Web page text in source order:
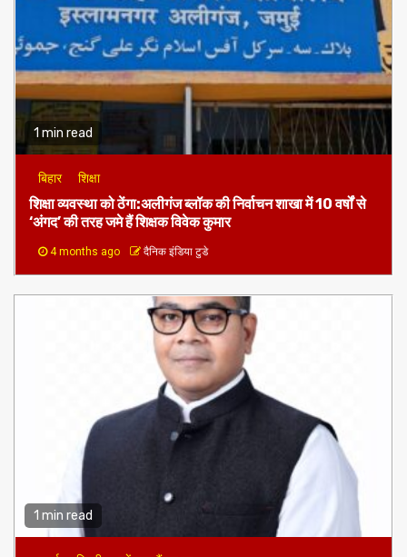
1 min read
बिहार शिक्षा
शिक्षा व्यवस्था को ठेंगा:अलीगंज ब्लॉक की निर्वाचन शाखा में 10 वर्षों से
‘अंगद’ की तरह जमे हैं शिक्षक विवेक कुमार
4 months ago दैनिक इंडिया टुडे
1 min read